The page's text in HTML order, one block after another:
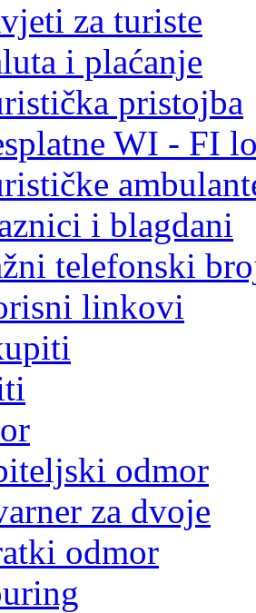
za turiste
i plaćanje
pristojba
WI - FI
i blagdani
telefonski
linkovi
odmor
za dvoje
odmor